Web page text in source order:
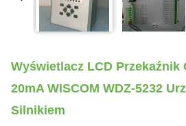
Wyświetlacz LCD Przekaźnik
20mA WISCOM WDZ-5232
Silnikiem